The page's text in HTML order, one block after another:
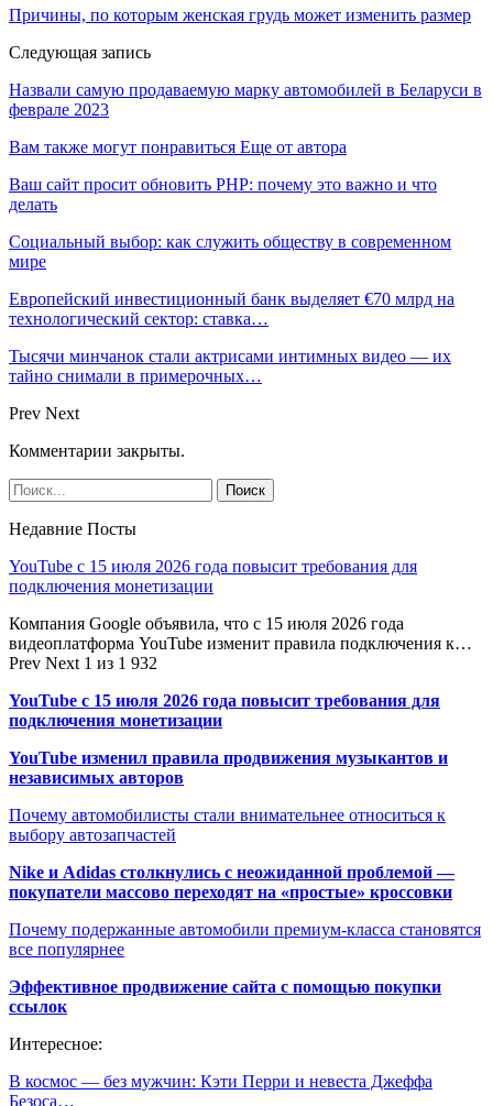
Причины, по которым женская грудь может изменить размер
Следующая запись
Назвали самую продаваемую марку автомобилей в Беларуси в
феврале 2023
Вам также могут понравиться Еще от автора
Ваш сайт просит обновить PHP: почему это важно и что
делать
Социальный выбор: как служить обществу в современном
мире
Европейский инвестиционный банк выделяет €70 млрд на
технологический сектор: ставка…
Тысячи минчанок стали актрисами интимных видео — их
тайно снимали в примерочных…
Prev Next
Комментарии закрыты.
Недавние Посты
YouTube с 15 июля 2026 года повысит требования для
подключения монетизации
Компания Google объявила, что с 15 июля 2026 года
видеоплатформа YouTube изменит правила подключения к…
Prev Next 1 из 1 932
YouTube с 15 июля 2026 года повысит требования для
подключения монетизации
YouTube изменил правила продвижения музыкантов и
независимых авторов
Почему автомобилисты стали внимательнее относиться к
выбору автозапчастей
Nike и Adidas столкнулись с неожиданной проблемой —
покупатели массово переходят на «простые» кроссовки
Почему подержанные автомобили премиум-класса становятся
все популярнее
Эффективное продвижение сайта с помощью покупки
ссылок
Интересное:
В космос — без мужчин: Кэти Перри и невеста Джеффа
Безоса…